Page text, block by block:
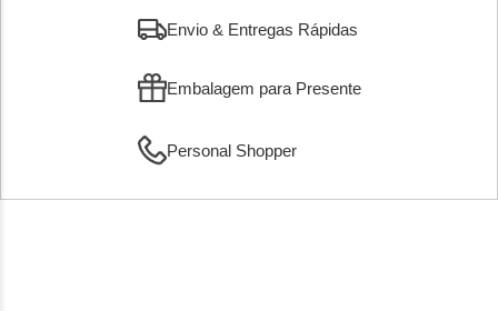
Envio & Entregas Rápidas
Embalagem para Presente
Personal Shopper